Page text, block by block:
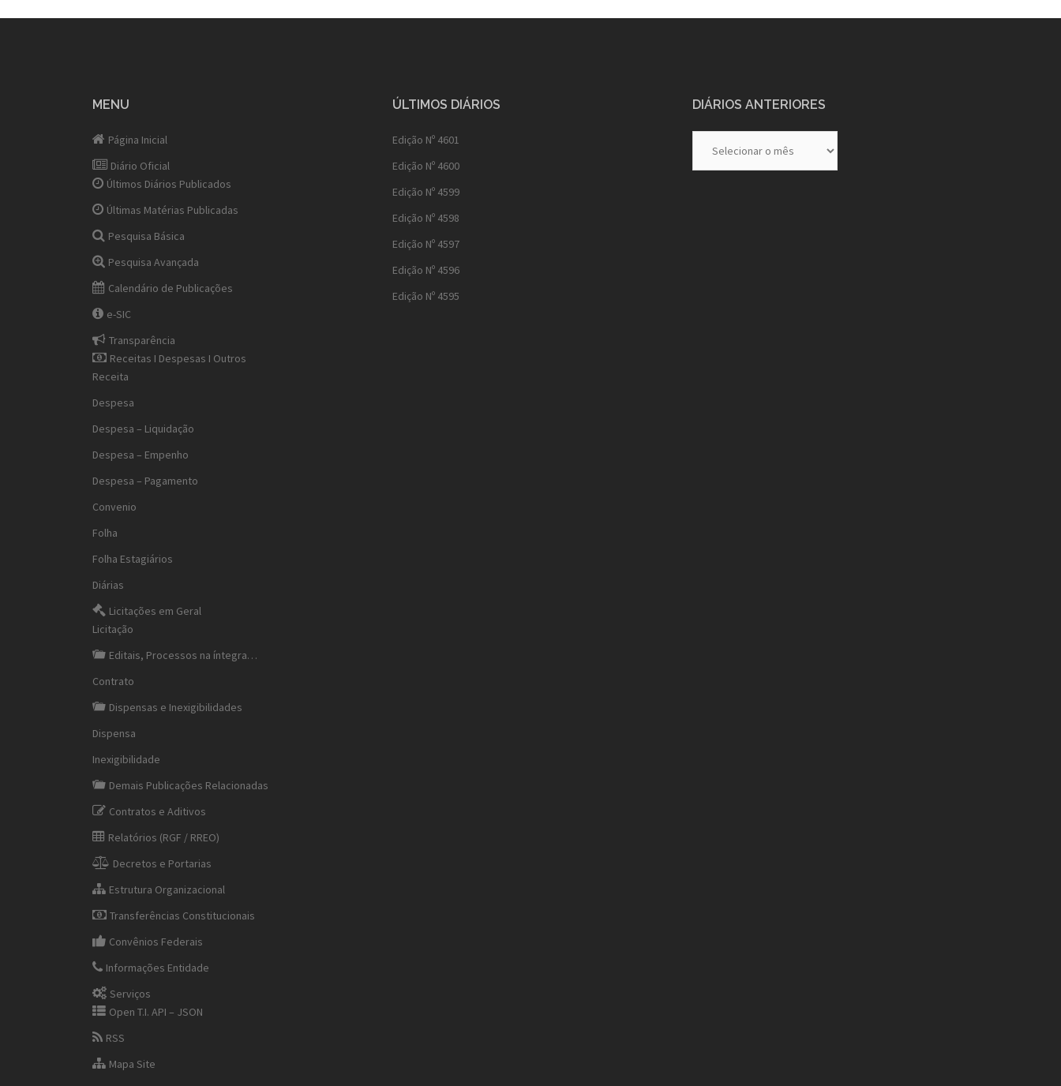
MENU
Página Inicial
Diário Oficial
Últimos Diários Publicados
Últimas Matérias Publicadas
Pesquisa Básica
Pesquisa Avançada
Calendário de Publicações
e-SIC
Transparência
Receitas I Despesas I Outros
Receita
Despesa
Despesa – Liquidação
Despesa – Empenho
Despesa – Pagamento
Convenio
Folha
Folha Estagiários
Diárias
Licitações em Geral
Licitação
Editais, Processos na íntegra…
Contrato
Dispensas e Inexigibilidades
Dispensa
Inexigibilidade
Demais Publicações Relacionadas
Contratos e Aditivos
Relatórios (RGF / RREO)
Decretos e Portarias
Estrutura Organizacional
Transferências Constitucionais
Convênios Federais
Informações Entidade
Serviços
Open T.I. API – JSON
RSS
Mapa Site
ÚLTIMOS DIÁRIOS
Edição Nº 4601
Edição Nº 4600
Edição Nº 4599
Edição Nº 4598
Edição Nº 4597
Edição Nº 4596
Edição Nº 4595
DIÁRIOS ANTERIORES
Anteriores